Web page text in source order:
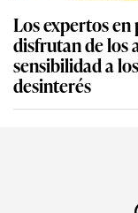
Los expertos
disfrutan de los
sensibilidad a
desinterés